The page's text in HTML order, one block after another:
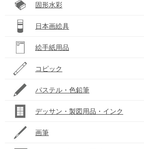
固形水彩
日本画絵具
絵手紙用品
コピック
パステル・色鉛筆
デッサン・製図用品・インク
画筆